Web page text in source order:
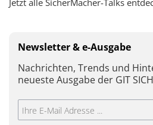
Jetzt alle SicherMacher-Talks
Newsletter & e-Ausgabe
Nachrichten, Trends und
neueste Ausgabe der GIT